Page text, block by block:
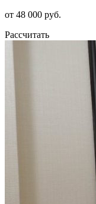
от 48 000 руб.
Рассчитать